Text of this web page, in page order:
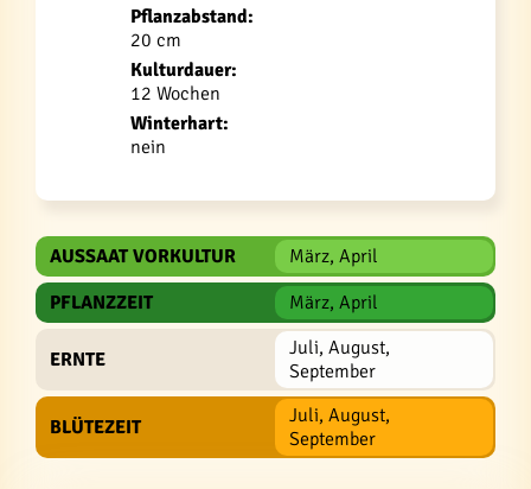
Pflanzabstand:
20 cm
Kulturdauer:
12 Wochen
Winterhart:
nein
AUSSAAT VORKULTUR
März, April
PFLANZZEIT
März, April
ERNTE
Juli, August,
September
BLÜTEZEIT
Juli, August,
September